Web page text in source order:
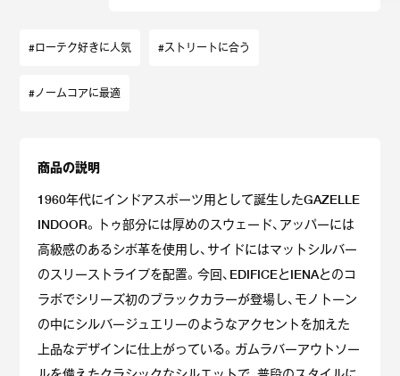
#ローテク好きに人気 #ストリートに合う
#ノームコアに最適
商品の説明
1960年代にインドアスポーツ用として誕生したGAZELLE
INDOOR。トゥ部分には厚めのスウェード、アッパーには
高級感のあるシボ革を使用し、サイドにはマットシルバー
のスリーストライプを配置。今回、EDIFICEとIENAとのコ
ラボでシリーズ初のブラックカラーが登場し、モノトーン
の中にシルバージュエリーのようなアクセントを加えた
上品なデザインに仕上がっている。ガムラバーアウトソー